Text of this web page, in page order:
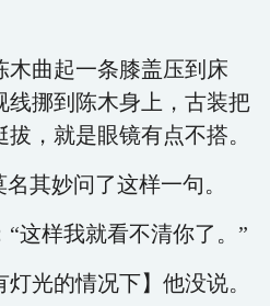
木曲起一条膝盖压到床
线挪到陈木身上，古装把
，就是眼镜有点不搭。
其妙问了这样一句。
这样我就看不清你了。”
光的情况下】他没说。